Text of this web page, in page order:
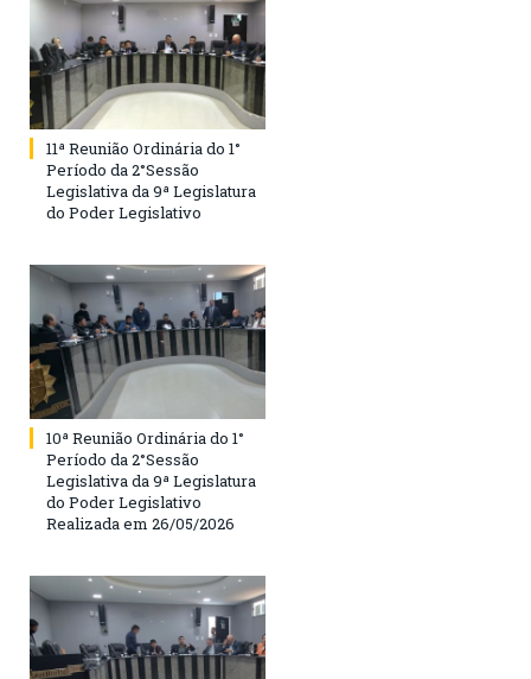
11ª Reunião Ordinária do 1°
Período da 2°Sessão
Legislativa da 9ª Legislatura
do Poder Legislativo
10ª Reunião Ordinária do 1°
Período da 2°Sessão
Legislativa da 9ª Legislatura
do Poder Legislativo
Realizada em 26/05/2026